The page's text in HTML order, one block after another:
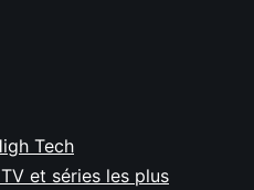
Tech
et séries les plus